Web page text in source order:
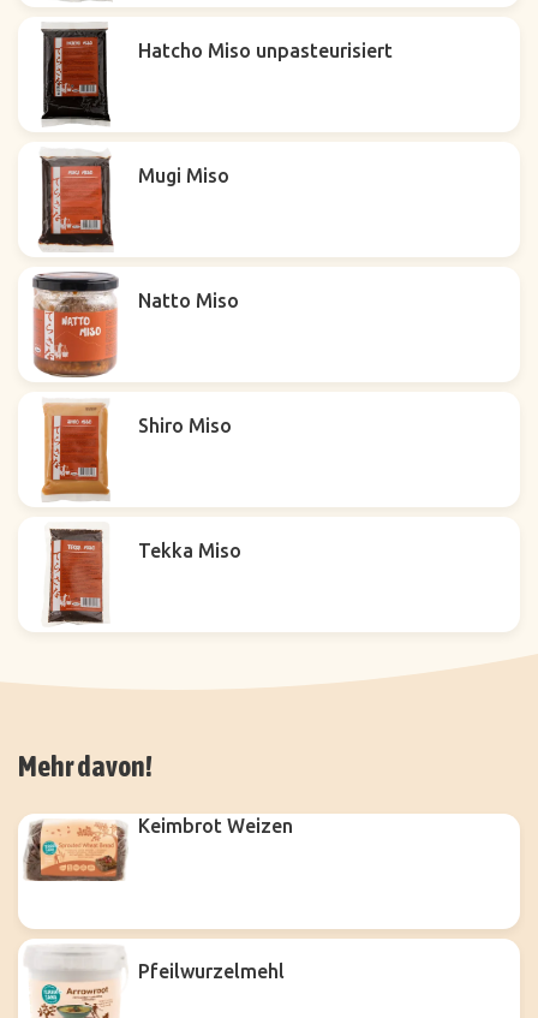
Hatcho Miso unpasteurisiert
Mugi Miso
Natto Miso
Shiro Miso
Tekka Miso
Mehr davon!
Keimbrot Weizen
Pfeilwurzelmehl